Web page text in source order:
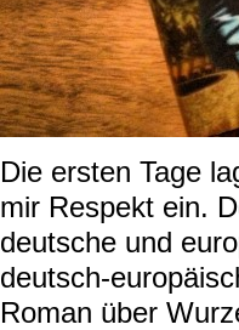
Die ersten Tage
mir Respekt ein.
deutsche und
deutsch-
Roman über